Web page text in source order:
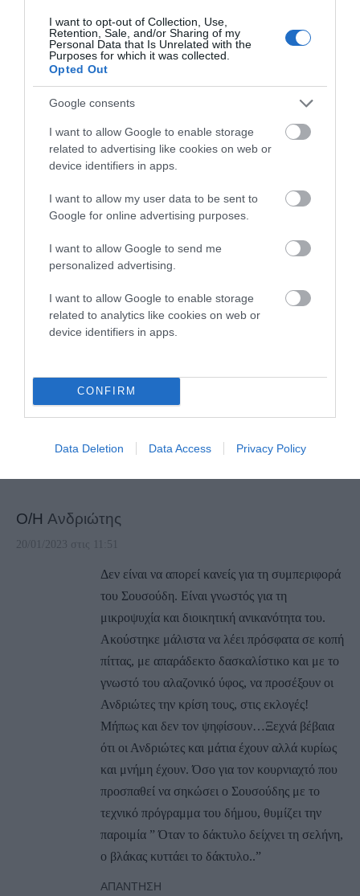
I want to opt-out of Collection, Use,
Retention, Sale, and/or Sharing of my
Personal Data that Is Unrelated with the
Purposes for which it was collected.
Opted Out
Google consents
I want to allow Google to enable storage
related to advertising like cookies on web or
device identifiers in apps.
I want to allow my user data to be sent to
Google for online advertising purposes.
I want to allow Google to send me
personalized advertising.
I want to allow Google to enable storage
related to analytics like cookies on web or
device identifiers in apps.
CONFIRM
Data Deletion Data Access Privacy Policy
Τι νομίζεται ορι ο κόσμο τρώει ακόμα
μπαμπακοπητα !ερχεται η ώρα που θα δείτε
ποιος έπαιξε με την νοημοσύνη των κατοίκων
,παιδιών και επαγγελματιών !!φιλακια
ΑΠΆΝΤΗΣΗ
20/01/2023 στις 13:48
Ο ΚΥΡΙΟΣ ΚΑΠΑΚΗΣ ΕΧΕΙ ΚΟΥΡΑΣΕΙ
ΠΙΑ.
ΕΠΕΡΧΟΜΕΝΕΣ ΕΚΛΟΓΕΣ ΝΑ ΤΟΥ
ΔΩΣΟΥΝ ΝΑ ΚΑΤΑΛΑΒΕΙ ΟΤΙ ΟΙ
ΤΗΝ ΑΝΔΡΟ ΚΑΙ ΝΑ ΤΟΝ ΣΤΕΙΛΟΥΝ
Ο/Η Ανδριώτης
20/01/2023 στις 11:51
Δεν είναι να απορεί κανείς για τη συμπεριφορά
του Σουσούδη. Είναι γνωστός για τη
μικροψυχία και διοικητική ανικανότητα του.
Ακούστηκε μάλιστα να λέει πρόσφατα σε κοπή
πίττας, με απαράδεκτο δασκαλίστικο και με το
γνωστό του αλαζονικό ύφος, να προσέξουν οι
Ανδριώτες την κρίση τους, στις εκλογές!
Μήπως και δεν τον ψηφίσουν…Ξεχνά βέβαια
ότι οι Ανδριώτες και μάτια έχουν αλλά κυρίως
και μνήμη έχουν. Όσο για τον κουρνιαχτό που
προσπαθεί να σηκώσει ο Σουσούδης με το
τεχνικό πρόγραμμα του δήμου, θυμίζει την
παροιμία ” Όταν το δάκτυλο δείχνει τη σελήνη,
ο βλάκας κυττάει το δάκτυλο..”
ΑΠΆΝΤΗΣΗ